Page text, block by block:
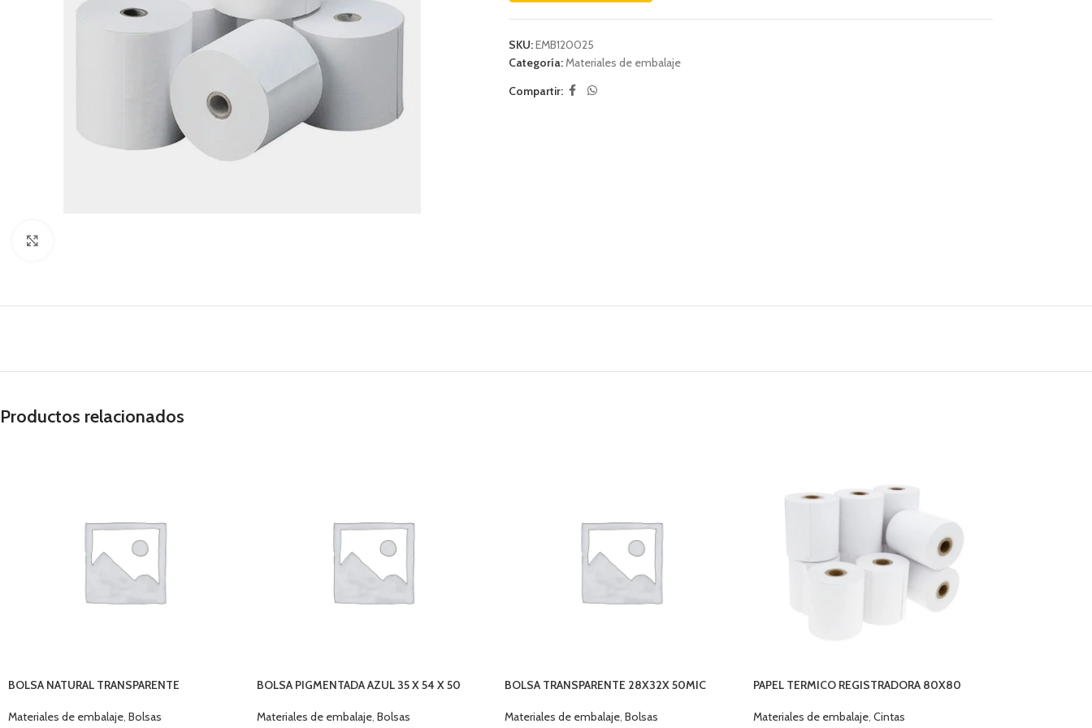
SKU:EMB120025
Categoría:Materiales de embalaje
Compartir:
Productos relacionados
BOLSA NATURAL TRANSPARENTE
Materiales de embalaje, Bolsas
BOLSA PIGMENTADA AZUL 35 X 54 X 50
Materiales de embalaje, Bolsas
BOLSA TRANSPARENTE 28X32X 50MIC
Materiales de embalaje, Bolsas
PAPEL TERMICO REGISTRADORA 80X80
Materiales de embalaje, Cintas